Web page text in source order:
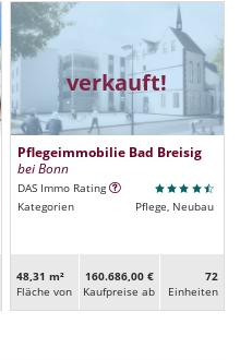
verkauft!
Pflegeimmobilie Bad Breisig
bei Bonn
DAS Immo Rating
Kategorien
Pflege, Neubau
48,31 m²
Fläche von
160.686,00 €
Kaufpreise ab
72
Ein­heiten